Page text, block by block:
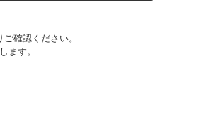
ご確認ください。
ます。